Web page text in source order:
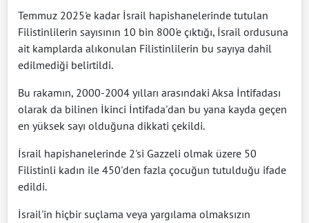
Temmuz 2025'e kadar İsrail hapishanelerinde tutulan
Filistinlilerin sayısının 10 bin 800'e çıktığı, İsrail ordusuna
ait kamplarda alıkonulan Filistinlilerin bu sayıya dahil
edilmediği belirtildi.
Bu rakamın, 2000-2004 yılları arasındaki Aksa İntifadası
olarak da bilinen İkinci İntifada'dan bu yana kayda geçen
en yüksek sayı olduğuna dikkati çekildi.
İsrail hapishanelerinde 2'si Gazzeli olmak üzere 50
Filistinli kadın ile 450'den fazla çocuğun tutulduğu ifade
edildi.
İsrail'in hiçbir suçlama veya yargılama olmaksızın